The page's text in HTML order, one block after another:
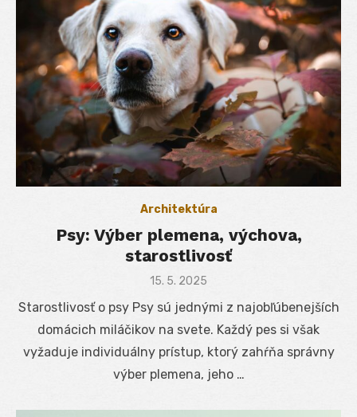
Architektúra
Psy: Výber plemena, výchova,
starostlivosť
Posted
15. 5. 2025
Starostlivosť o psy Psy sú jednými z najobľúbenejších
domácich miláčikov na svete. Každý pes si však
vyžaduje individuálny prístup, ktorý zahŕňa správny
výber plemena, jeho …